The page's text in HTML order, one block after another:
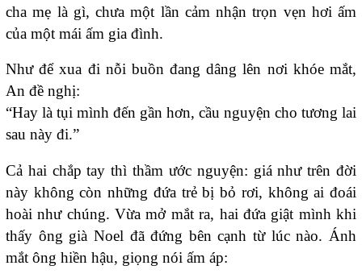
cha mẹ là gì, chưa một lần cảm nhận trọn vẹn hơi ấm
của một mái ấm gia đình.
Như để xua đi nỗi buồn đang dâng lên nơi khóe mắt,
An đề nghị:
“Hay là tụi mình đến gần hơn, cầu nguyện cho tương lai
sau này đi.”
Cả hai chắp tay thì thầm ước nguyện: giá như trên đời
này không còn những đứa trẻ bị bỏ rơi, không ai đoái
hoài như chúng. Vừa mở mắt ra, hai đứa giật mình khi
thấy ông già Noel đã đứng bên cạnh từ lúc nào. Ánh
mắt ông hiền hậu, giọng nói ấm áp: